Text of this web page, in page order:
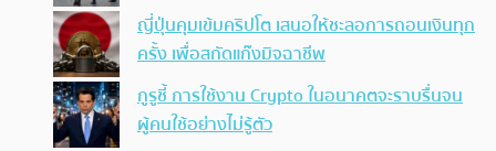
ญี่ปุ่นคุมเข้มคริปโต เสนอให้ชะลอการถอนเงินทุก
ครั้ง เพื่อสกัดแก๊งมิจฉาชีพ
กูรูชี้ การใช้งาน Crypto ในอนาคตจะราบรื่นจน
ผู้คนใช้อย่างไม่รู้ตัว